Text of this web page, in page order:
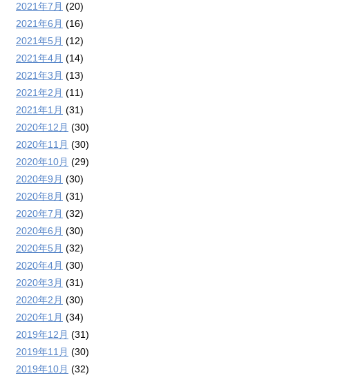
2021年7月 (20)
2021年6月 (16)
2021年5月 (12)
2021年4月 (14)
2021年3月 (13)
2021年2月 (11)
2021年1月 (31)
2020年12月 (30)
2020年11月 (30)
2020年10月 (29)
2020年9月 (30)
2020年8月 (31)
2020年7月 (32)
2020年6月 (30)
2020年5月 (32)
2020年4月 (30)
2020年3月 (31)
2020年2月 (30)
2020年1月 (34)
2019年12月 (31)
2019年11月 (30)
2019年10月 (32)